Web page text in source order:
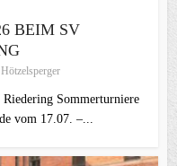
BEIM SV
Sommerturniere
vom 17.07. –...